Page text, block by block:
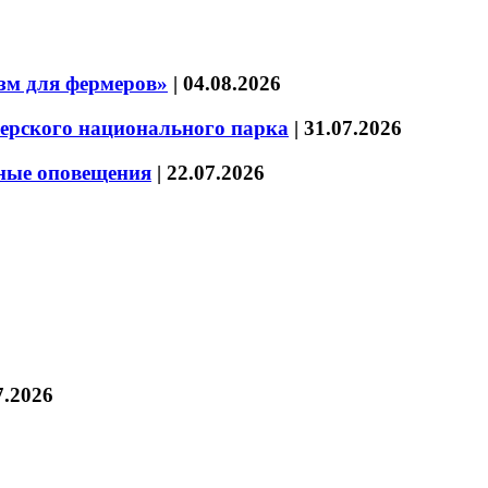
для фермеров» | 04.08.2026
национального парка | 31.07.2026
оповещения | 22.07.2026